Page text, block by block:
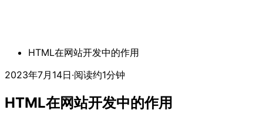
HTML在网站开发中的作用
2023年7月14日·阅读约1分钟
HTML在网站开发中的作用